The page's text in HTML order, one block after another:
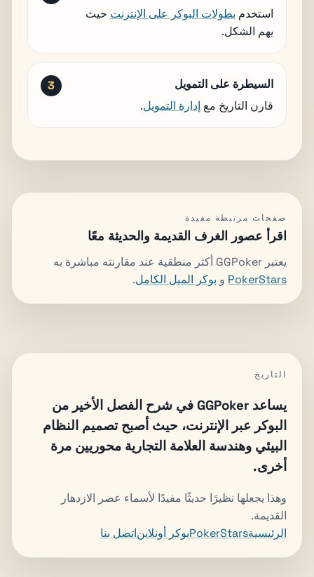
استخدم بطولات البوكر على الإنترنت حيث
يهم الشكل.
السيطرة على التمويل
قارن التاريخ مع إدارة التمويل.
صفحات مرتبطة مفيدة
اقرأ عصور الغرف القديمة والحديثة معًا
يعتبر GGPoker أكثر منطقية عند مقارنته مباشرة به
PokerStars و بوكر الميل الكامل.
التاريخ
يساعد GGPoker في شرح الفصل الأخير من
البوكر عبر الإنترنت، حيث أصبح تصميم النظام
البيئي وهندسة العلامة التجارية محوريين مرة
أخرى.
وهذا يجعلها نظيرًا حديثًا مفيدًا لأسماء عصر الازدهار
القديمة.
الرئيسيةPokerStarsبوكر أونلايناتصل بنا